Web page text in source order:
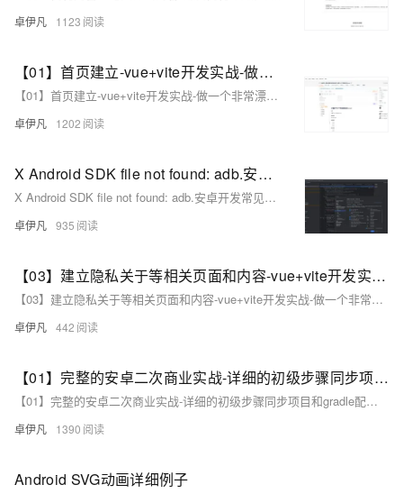
卓伊凡 1123
【01】首页建立-vue+vite开发实战-做一个非常漂亮的APP下载落地页-支持PC和H5自适应提供安卓苹果鸿蒙下载和网页端访问-优雅草卓伊凡
【01】首页建立-vue+vite开发实战-做一个非常漂亮的APP下载落地页-支持PC和H5自适应提供安卓苹果鸿蒙下载和网页端访问-优雅草卓伊凡
卓伊凡 1202
X Android SDK file not found: adb.安卓开发常见问题-Android SDK 缺少 `adb`（Android Debug Bridge）-优雅草卓伊凡
X Android SDK file not found: adb.安卓开发常见问题-Android SDK 缺少 `adb`（Android Debug Bridge）-优雅草卓伊凡
卓伊凡 935
【03】建立隐私关于等相关页面和内容-vue+vite开发实战-做一个非常漂亮的APP下载落地页-支持PC和H5自适应提供安卓苹果鸿蒙下载和网页端访问-优雅草卓伊凡
【03】建立隐私关于等相关页面和内容-vue+vite开发实战-做一个非常漂亮的APP下载落地页-支持PC和H5自适应提供安卓苹果鸿蒙下载和网页端访问-优雅草卓伊凡
卓伊凡 442
【01】完整的安卓二次商业实战-详细的初级步骤同步项目和gradle配置以及开发思路-优雅草伊凡
【01】完整的安卓二次商业实战-详细的初级步骤同步项目和gradle配置以及开发思路-优雅草伊凡
卓伊凡 1390
Android SVG动画详细例子